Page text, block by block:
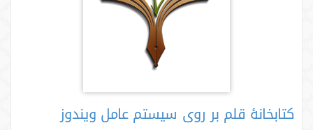
کتابخانۀ قلم بر روی سیستم عامل ویندوز